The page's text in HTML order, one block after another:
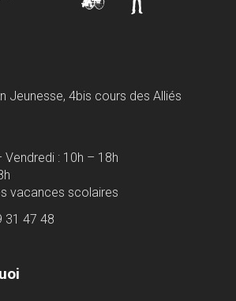
Jeunesse, 4bis cours des Alliés
: 10h – 18h
vacances scolaires
31 47 48